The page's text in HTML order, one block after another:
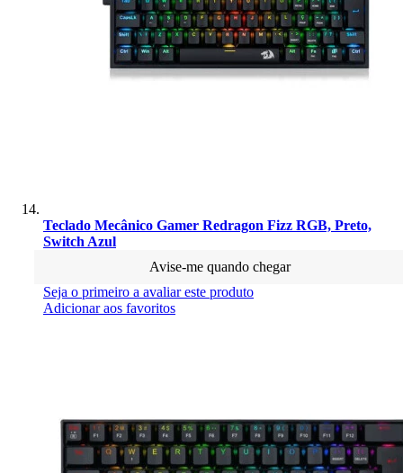
Teclado Mecânico Gamer Redragon Fizz RGB, Preto,
Switch Azul
Avise-me quando chegar
Seja o primeiro a avaliar este produto
Adicionar aos favoritos